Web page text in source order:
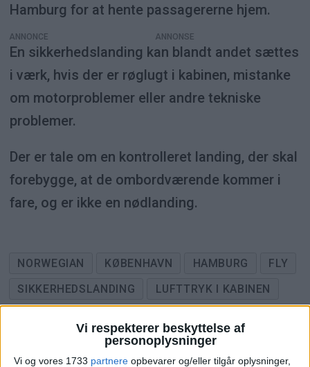
Vi respekterer beskyttelse af
personoplysninger
Vi og vores 1733 partnere opbevarer og/eller tilgår oplysninger,
Hamburg for at hente passagererne hjem.
ANNONCE
En sikkerhedslanding kan blandt andet sættes
i værk, hvis der er røglugt i kabinen, mistanke
om motorproblemer eller andre tekniske
problemer.
Der er tale om en kontrolleret landing, der skal
forebygge, at de ombordværende kommer i
fare, og er ikke en nødlanding.
NORWEGIAN KØBENHAVN HAMBURG
FLY
SIKKERHEDSLANDING
LUFTTRYK I KABINEN
ANNONCE